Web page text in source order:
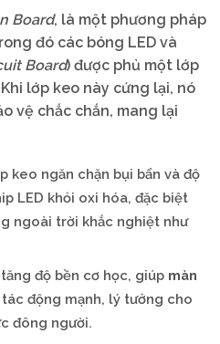
Board, là một phương pháp
đó các bóng LED và
Board) được phủ một lớp
lớp keo này cứng lại, nó
vệ chắc chắn, mang lại
keo ngăn chặn bụi bẩn và độ
LED khỏi oxi hóa, đặc biệt
ngoài trời khắc nghiệt như
độ bền cơ học, giúp màn
động mạnh, lý tưởng cho
đông người.